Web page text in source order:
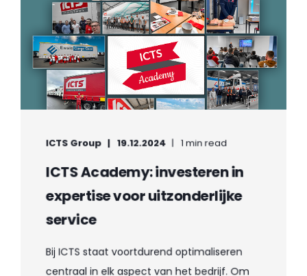
ICTS Group 19.12.2024 1 min read
ICTS Academy: investeren in
expertise voor uitzonderlijke
service
Bij ICTS staat voortdurend optimaliseren
centraal in elk aspect van het bedrijf. Om